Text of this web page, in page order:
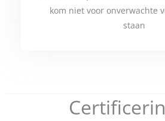
kom niet voor onverwachte
staan